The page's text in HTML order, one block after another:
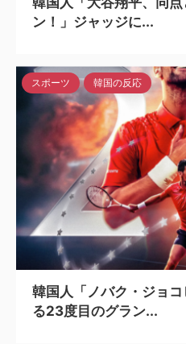
ン！」ジャッジに...
スポーツ 韓国の反応
韓国人「ノバク・ジョ
る23度目のグラン...